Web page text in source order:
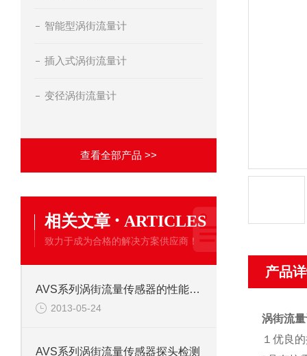
智能型涡街流量计
插入式涡街流量计
变径涡街流量计
查看全部产品 >>
相关文章 · ARTICLES
致力于成为合格的解决方案供应商！
AVS系列涡街流量传感器的性能特点
2013-05-24
AVS系列涡街流量传感器探头检测
产品
涡街流
１优良